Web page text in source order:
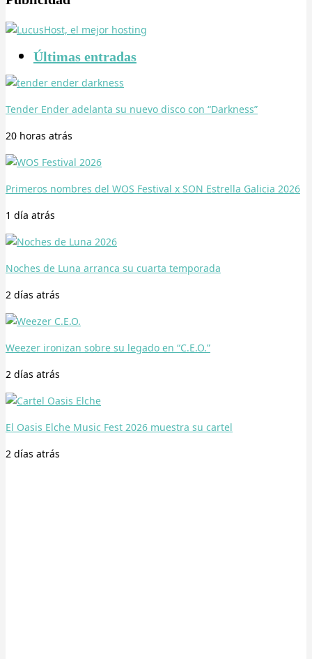
Últimas entradas
Tender Ender adelanta su nuevo disco con “Darkness”
20 horas atrás
Primeros nombres del WOS Festival x SON Estrella Galicia 2026
1 día atrás
Noches de Luna arranca su cuarta temporada
2 días atrás
Weezer ironizan sobre su legado en “C.E.O.”
2 días atrás
El Oasis Elche Music Fest 2026 muestra su cartel
2 días atrás